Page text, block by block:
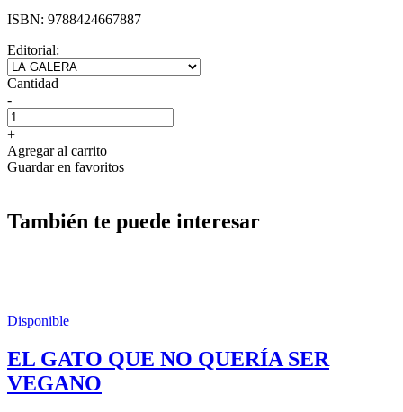
ISBN: 9788424667887
Editorial:
Cantidad
-
+
Agregar al carrito
Guardar en favoritos
También te puede interesar
Disponible
EL GATO QUE NO QUERÍA SER
VEGANO